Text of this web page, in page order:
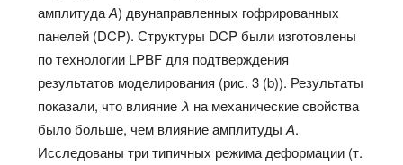
амплитудаА) двунаправленных гофрированных
панелей (DCP). Структуры DCP были изготовлены
по технологии LPBF для подтверждения
результатов моделирования (рис. 3 (b)). Результаты
показали, что влияние λ на механические свойства
было больше, чем влияние амплитудыА.
Исследованы три типичных режима деформации (т.